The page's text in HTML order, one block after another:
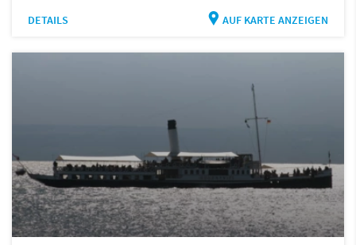
DETAILS AUF KARTE ANZEIGEN